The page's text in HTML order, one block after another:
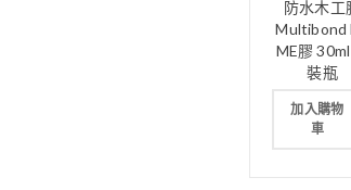
防水木工
Multibond
ME膠
裝瓶
加入購物
車